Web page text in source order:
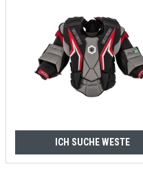
ICH SUCHE WESTE